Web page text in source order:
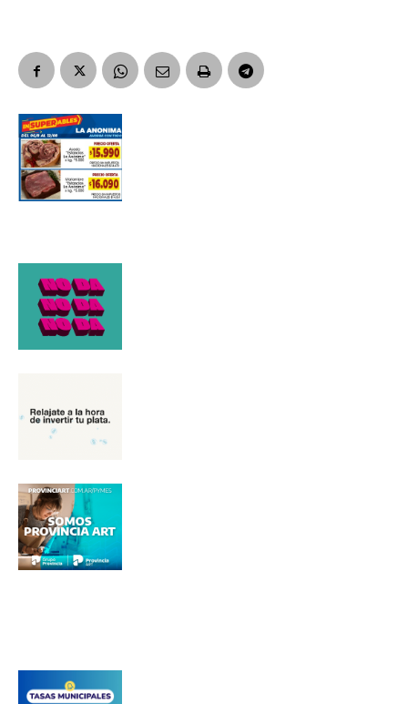
Dirección de correo electrónico
Nombre